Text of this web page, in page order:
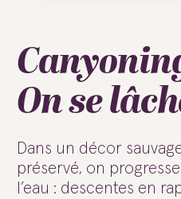
On se
Dans un décor
préservé, on
l’eau : descentes en